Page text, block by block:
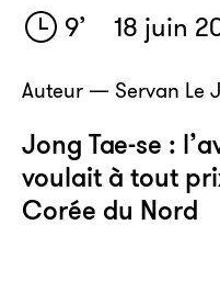
9’ 18 juin
Auteur — Servan Le
Jong Tae-se :
voulait à tout
Corée du Nord